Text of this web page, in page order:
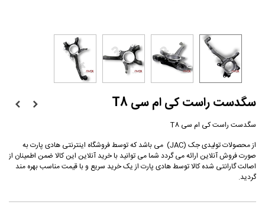
سگدست راست کی ام سی T8
سگدست راست کی ام سی T8
از محصولات تولیدی جک (JAC) می باشد که توسط فروشگاه اینترنتی هادی پارت به
صورت فروش آنلاین ارائه می گردد شما می توانید با خرید آنلاین این کالا ضمن اطمینان از
اصالت گارانتی شده کالا توسط هادی پارت از یک خرید سریع و با قیمت مناسب بهره مند
گردید.